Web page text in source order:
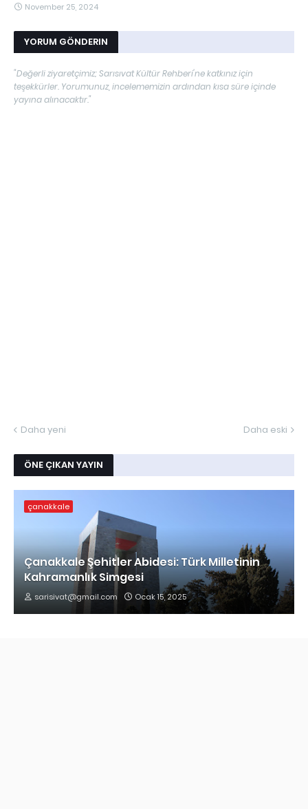
November 25, 2024
YORUM GÖNDERIN
"Değerli ziyaretçimiz; Sarısıvat Kültür Rehberi'ne katkınız için
teşekkürler. Yorumunuz, incelememizin ardından kısa süre içinde
yayına alınacaktır."
Daha yeni Daha eski
ÖNE ÇIKAN YAYIN
çanakkale
Çanakkale Şehitler Abidesi: Türk Milletinin
Kahramanlık Simgesi
sarisivat@gmail.com Ocak 15, 2025